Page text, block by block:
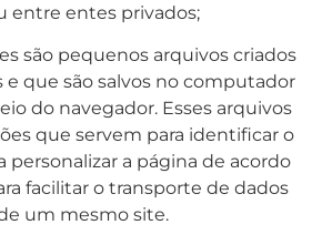
entre entes privados;
são pequenos arquivos criados
e que são salvos no computador
do navegador. Esses arquivos
que servem para identificar o
personalizar a página de acordo
facilitar o transporte de dados
um mesmo site.